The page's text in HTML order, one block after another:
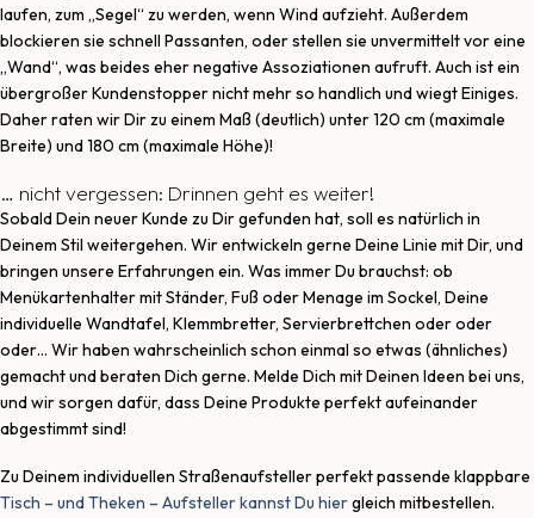
laufen, zum „Segel“ zu werden, wenn Wind aufzieht. Außerdem
blockieren sie schnell Passanten, oder stellen sie unvermittelt vor eine
„Wand“, was beides eher negative Assoziationen aufruft. Auch ist ein
übergroßer Kundenstopper nicht mehr so handlich und wiegt Einiges.
Daher raten wir Dir zu einem Maß (deutlich) unter 120 cm (maximale
Breite) und 180 cm (maximale Höhe)!
… nicht vergessen: Drinnen geht es weiter!
Sobald Dein neuer Kunde zu Dir gefunden hat, soll es natürlich in
Deinem Stil weitergehen. Wir entwickeln gerne Deine Linie mit Dir, und
bringen unsere Erfahrungen ein. Was immer Du brauchst: ob
Menükartenhalter mit Ständer, Fuß oder Menage im Sockel, Deine
individuelle Wandtafel, Klemmbretter, Servierbrettchen oder oder
oder… Wir haben wahrscheinlich schon einmal so etwas (ähnliches)
gemacht und beraten Dich gerne. Melde Dich mit Deinen Ideen bei uns,
und wir sorgen dafür, dass Deine Produkte perfekt aufeinander
abgestimmt sind!
Zu Deinem individuellen Straßenaufsteller perfekt passende klappbare
Tisch – und Theken – Aufsteller kannst Du hiergleich mitbestellen.